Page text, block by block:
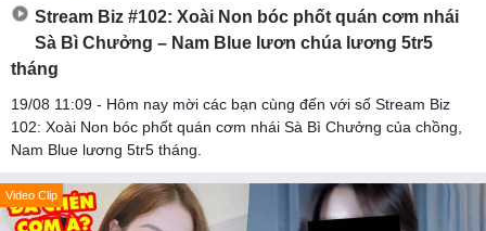
Stream Biz #102: Xoài Non bóc phốt quán cơm nhái
Sà Bì Chưởng – Nam Blue lươn chúa lương 5tr5
tháng
19/08 11:09 - Hôm nay mời các bạn cùng đến với số Stream Biz
102: Xoài Non bóc phốt quán cơm nhái Sà Bì Chưởng của chồng,
Nam Blue lương 5tr5 tháng.
Video Clip